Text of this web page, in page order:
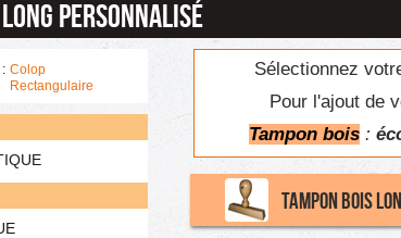
long personnalisé
Sélectionnez
Pour l'ajout de
Tampon bois:
Tampon bois
Colop
Rectangulaire